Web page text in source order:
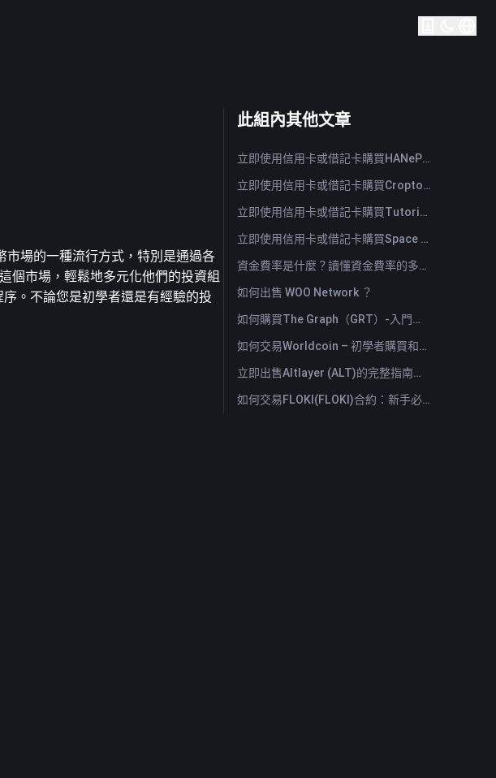
市場的一種流行方式，特別是通過各
個市場，輕鬆地多元化他們的投資組
。不論您是初學者還是有經驗的投
此組內其他文章
立即使用信用卡或借記卡購買HANePlatform (HANEP)
立即使用信用卡或借記卡購買Cropto Wheat Token (CROW)
立即使用信用卡或借記卡購買Tutorial (TUT)
立即使用信用卡或借記卡購買Space ID (ID)
資金費率是什麼？讀懂資金費率的多空訊號與常見誤用
如何出售 WOO Network ？
如何購買The Graph（GRT）-入門指南
如何交易Worldcoin – 初學者購買和出售WLD的指南與技巧
立即出售Altlayer (ALT)的完整指南：快速出售Altlayer的方法
如何交易FLOKI(FLOKI)合約：新手必讀全方位指南